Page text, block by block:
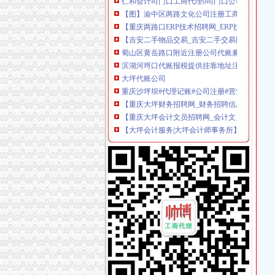
【图】渝中区两路文化公司注册工商代办代账
【重庆两路口ERP技术招聘网_ERP技术招聘信
【吉安二手物品交易_吉安二手交易网_江西吉
蜀山区黄岳路口附近注册公司代账兼职整理旧
滨湖河埒口代账报税提供挂靠地址注册公司财税
大坪代账公司
重庆沙坪坝#代理记账#公司注册#营业执照代办
【重庆大坪财务招聘网_财务招聘信息】-重庆智
【重庆大坪会计文员招聘网_会计文员招聘信息
【大坪会计服务|大坪会计师事务所】-今题大坪
0元免费*办重庆公司注册可提供注册地址重庆
代理商标公司的前景如何？渝北代账公司电话？
【工商网上报税系统】_重庆列表网
常年提供重庆主城区公司注册代理记账商标注册
【会计培训,工商注册、财务代账、企业变更、
【重庆渝北区会计代理记账代办公司,价比选亿
渝中区代账公司流程
江岸区会计代账公司【2016企业税务详细流程
江夏区工商代办.注册公司执照代理.知名代账公
专利申请名录_2017专利申请企业黄页大全_商务
2010年重庆城市交通开发投资（集团）有限公
充值卡联通100厂家_充值卡联通100公司-阿里巴